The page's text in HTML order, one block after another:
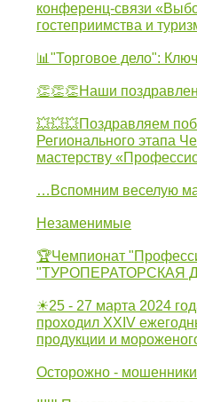
конференц-связи
гостеприимства и
📊"Торговое дело":
👏👏👏Наши
💥💥💥Поздравляем
Регионального этапа
мастерству
…Вспомним веселую
Незаменимые
🏆Чемпионат
"ТУРОПЕРАТОРСКАЯ
☀25 - 27 марта 2024
проходил XXIV
продукции и
Осторожно -